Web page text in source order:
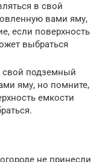
в свой
вами яму,
если поверхность
выбраться
свой подземный
яму, но помните,
емкости
не принесли